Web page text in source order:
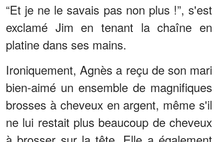
“Et je ne le savais pas non plus !”, s'est
exclamé Jim en tenant la chaîne en
platine dans ses mains.
Ironiquement, Agnès a reçu de son mari
bien-aimé un ensemble de magnifiques
brosses à cheveux en argent, même s'il
ne lui restait plus beaucoup de cheveux